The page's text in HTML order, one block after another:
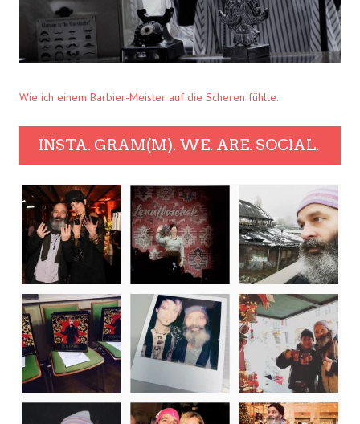
Wie ich einem Barbier-Meister auf die Scheren fühlte.
INSTA. GRAM(M). WE. ARE. SOCIAL.